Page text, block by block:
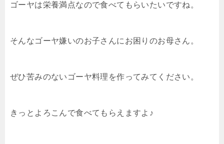
ゴーヤは栄養満点なので食べてもらいたいですね。
そんなゴーヤ嫌いのお子さんにお困りのお母さん。
ぜひ苦みのないゴーヤ料理を作ってみてください。
きっとよろこんで食べてもらえますよ♪